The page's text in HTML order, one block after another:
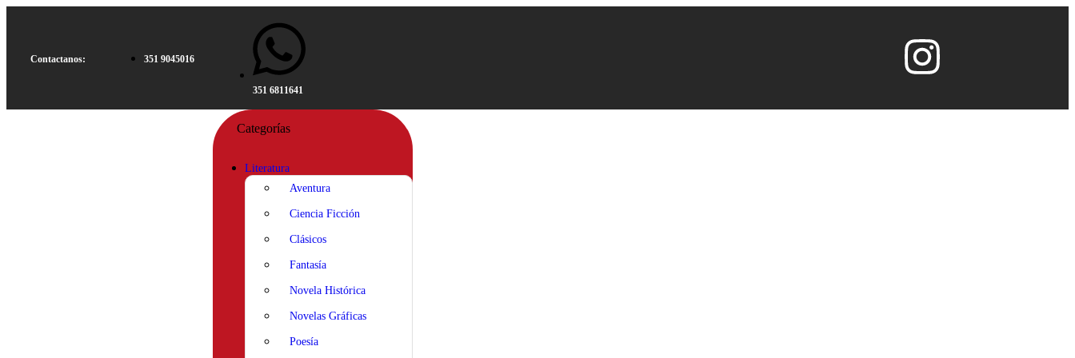
Contactanos: 351 9045016
351 6811641
Categorías
Literatura
Aventura
Ciencia Ficción
Clásicos
Fantasía
Novela Histórica
Novelas Gráficas
Poesía